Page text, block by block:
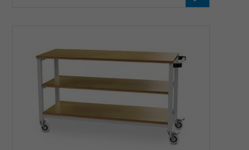
Das Cookie wird von
instralliert. Das Cookie
um Besucher-, Sitzungs-
Kampagnendaten zu
die Nutzung der Website
Analysebericht der